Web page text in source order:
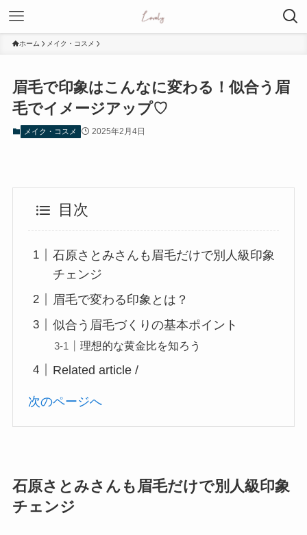
ホーム メイク・コスメ
眉毛で印象はこんなに変わる！似合う眉
毛でイメージアップ♡
メイク・コスメ 2025年2月4日
目次
石原さとみさんも眉毛だけで別人級印象
チェンジ
眉毛で変わる印象とは？
似合う眉毛づくりの基本ポイント
理想的な黄金比を知ろう
Related article /
次のページへ
石原さとみさんも眉毛だけで別人級印象
チェンジ